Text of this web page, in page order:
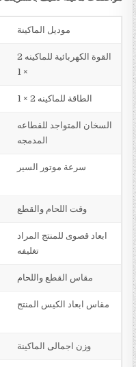
موديل الماكينة
القوة الكهربائية للماكينه 2
× 1
الطاقة للماكينه 2 × 1
السخان المتواجد للقطاعه
المدمجه
سرعة موتور السير
وقت اللحام والقطع
ابعاد قصوى للمنتج المراد
تغليفه
مقاس القطع واللحام
مقاس ابعاد الكيس المنتج
وزن اجمالى الماكينة